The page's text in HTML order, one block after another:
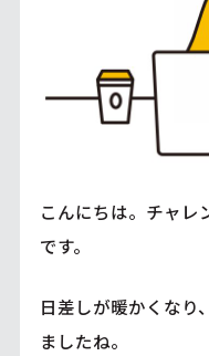
こんにちは。チャレ
です。
日差しが暖かくなり
ましたね。